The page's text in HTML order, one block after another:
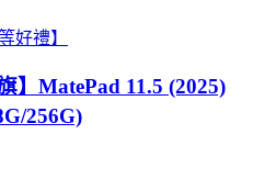
好禮】
】MatePad 11.5 (2025)
256G)